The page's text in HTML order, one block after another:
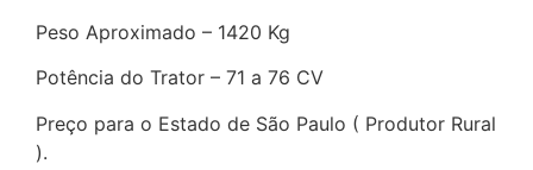
Peso Aproximado – 1420 Kg
Potência do Trator – 71 a 76 CV
Preço para o Estado de São Paulo ( Produtor Rural
).